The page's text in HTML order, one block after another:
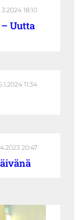
18:10
Uutta
11:34
20:47